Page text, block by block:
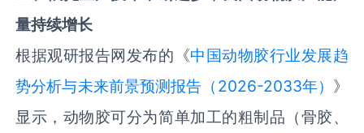
量持续增长
根据观研报告网发布的《中国动物胶行业发展趋
势分析与未来前景预测报告（2026-2033年） 》
显示，动物胶可分为简单加工的粗制品（骨胶、